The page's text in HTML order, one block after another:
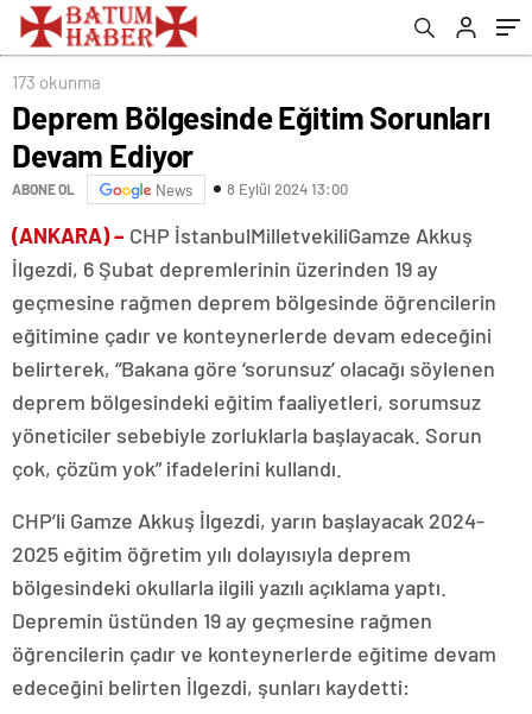
173 okunma
Deprem Bölgesinde Eğitim Sorunları
Devam Ediyor
ABONE OL News 8 Eylül 2024 13:00
(ANKARA) – CHP İstanbulMilletvekiliGamze Akkuş
İlgezdi, 6 Şubat depremlerinin üzerinden 19 ay
geçmesine rağmen deprem bölgesinde öğrencilerin
eğitimine çadır ve konteynerlerde devam edeceğini
belirterek, “Bakana göre ‘sorunsuz’ olacağı söylenen
deprem bölgesindeki eğitim faaliyetleri, sorumsuz
yöneticiler sebebiyle zorluklarla başlayacak. Sorun
çok, çözüm yok” ifadelerini kullandı.
CHP’li Gamze Akkuş İlgezdi, yarın başlayacak 2024-
2025 eğitim öğretim yılı dolayısıyla deprem
bölgesindeki okullarla ilgili yazılı açıklama yaptı.
Depremin üstünden 19 ay geçmesine rağmen
öğrencilerin çadır ve konteynerlerde eğitime devam
edeceğini belirten İlgezdi, şunları kaydetti: